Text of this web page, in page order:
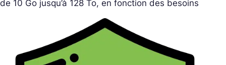
de 10 Go jusqu’à 128 To, en fonction des besoins